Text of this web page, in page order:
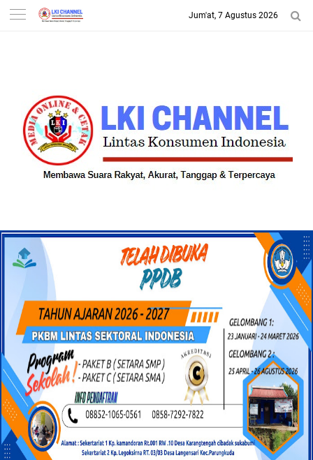
-->
Jum'at, 7 Agustus 2026